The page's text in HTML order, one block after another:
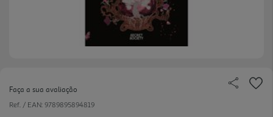
Faça a sua avaliação
Ref. / EAN: 9789895894819